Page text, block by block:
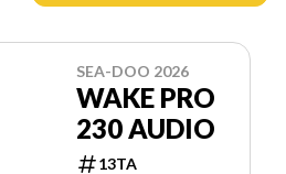
SEA-DOO 2026
WAKE PRO
230 AUDIO
13TA